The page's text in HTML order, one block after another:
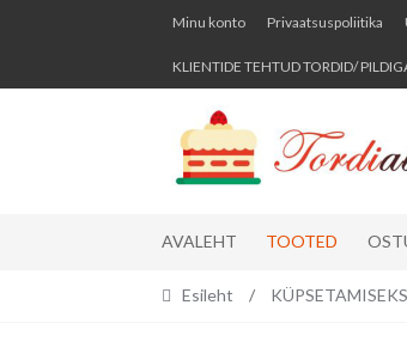
Skip
navigation
Skip
content
Minu konto Privaatsuspoliitika
KLIENTIDE TEHTUD TORDID/
AVALEHT TOOTED
Esileht /